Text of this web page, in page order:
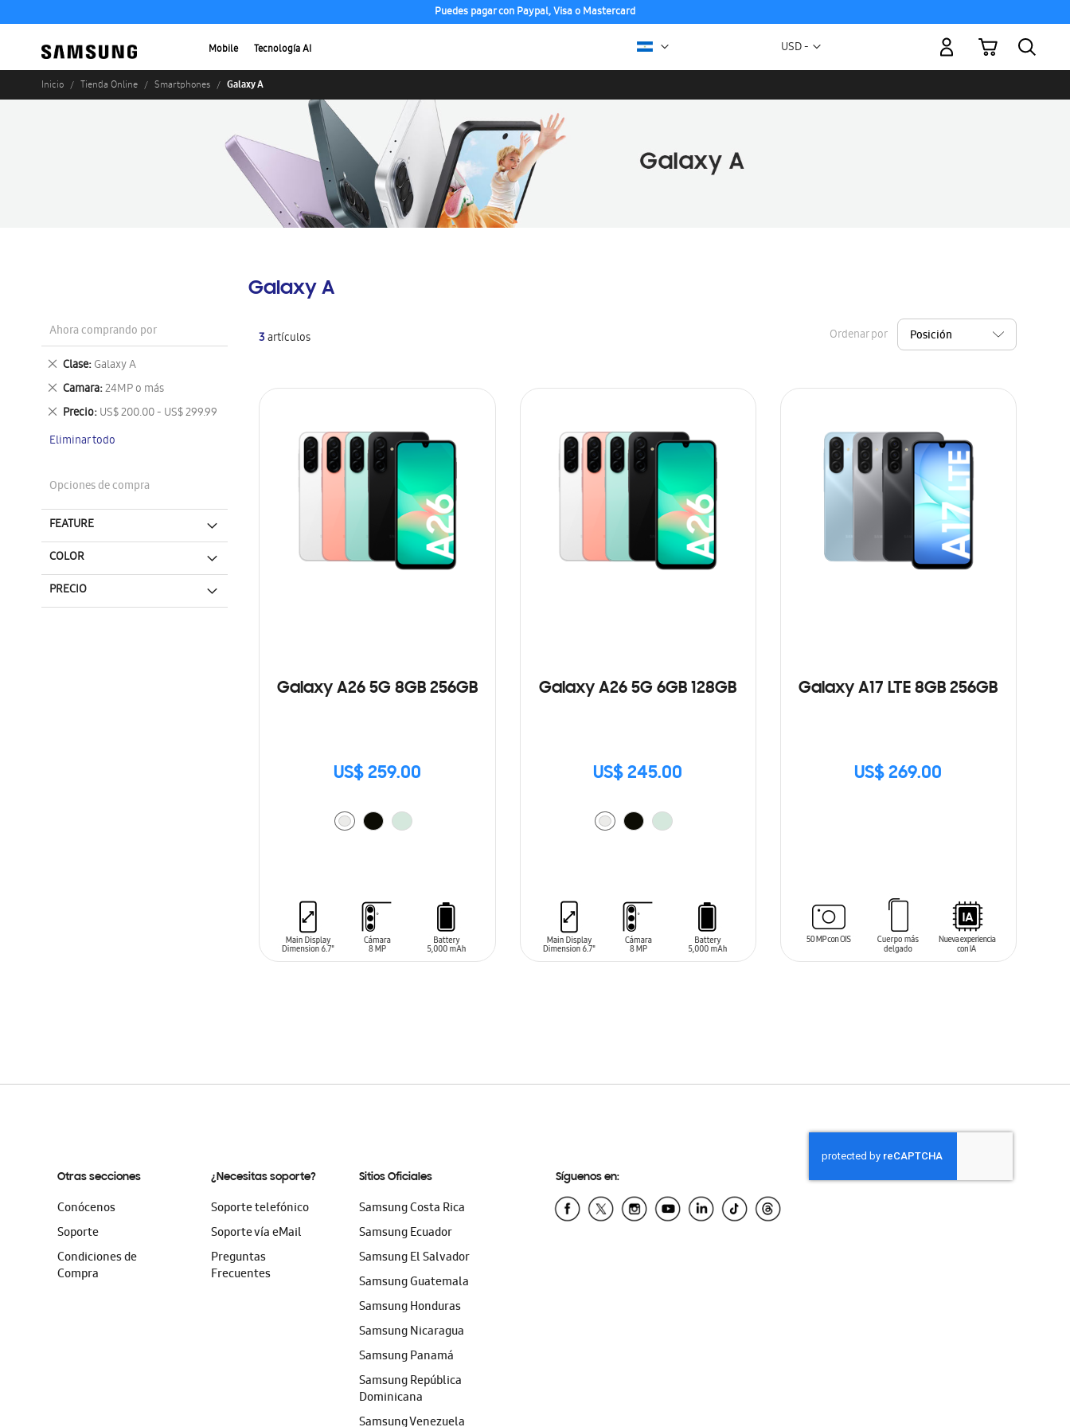
Puedes pagar con Paypal, Visa o Mastercard
Mobile Tecnología AI Moneda
USD -
Mi carrito
Inicio Tienda Online Smartphones Galaxy A
Galaxy A
3artículos Ordenar por
Galaxy A26 5G 8GB 256GB
US$ 259.00
Galaxy A26 5G 6GB 128GB
US$ 245.00
Galaxy A17 LTE 8GB 256GB
US$ 269.00
SIN
Ahora comprando por
Clase Galaxy A
Eliminar
este
artículo
Camara 24MP o más
Eliminar
este
artículo
Precio US$ 200.00 - US$ 299.99
Eliminar
artículo
Eliminar todo
Opciones de compra
FEATURE
COLOR
PRECIO
Otras secciones
Conócenos
Soporte
Condiciones de
Compra
¿Necesitas soporte?
Soporte telefónico
Soporte vía eMail
Preguntas
Frecuentes
Sitios Oficiales
Samsung Costa Rica
Samsung Ecuador
Samsung El Salvador
Samsung Guatemala
Samsung Honduras
Samsung Nicaragua
Samsung Panamá
Samsung República
Dominicana
Samsung Venezuela
Síguenos en: